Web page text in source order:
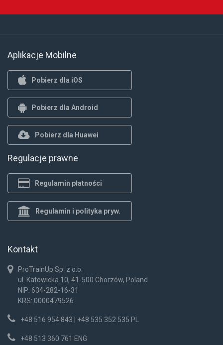
Aplikacje Mobilne
Pobierz dla iOS
Pobierz dla Android
Pobierz dla Huawei
Regulacje prawne
Regulamin płatności
Regulamin i polityka pryw.
Kontakt
ProTrainUp Sp. z o.o.
ul. Katowicka 10, 41-500 Chorzów, Poland
NIP: 634-282-16-31
KRS: 0000479526
+48 516 954 843 | +48 535 352 535 PL
+48 513 360 761 ENG